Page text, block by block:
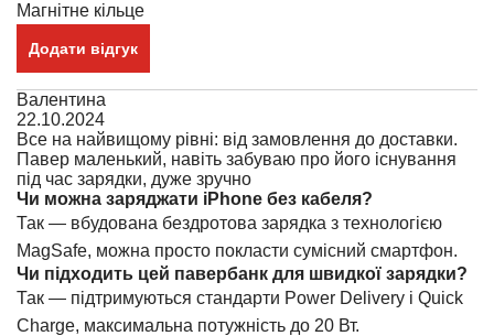
Магнітне кільце
Додати відгук
Валентина
22.10.2024
Все на найвищому рівні: від замовлення до доставки.
Павер маленький, навіть забуваю про його існування
під час зарядки, дуже зручно
Чи можна заряджати iPhone без кабеля?
Так — вбудована бездротова зарядка з технологією
MagSafe, можна просто покласти сумісний смартфон.
Чи підходить цей павербанк для швидкої зарядки?
Так — підтримуються стандарти Power Delivery і Quick
Charge, максимальна потужність до 20 Вт.